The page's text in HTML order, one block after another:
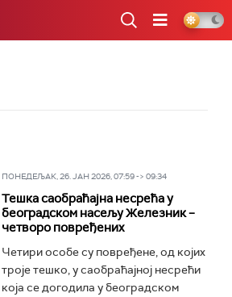
ПОНЕДЕЉАК, 26. ЈАН 2026, 07:59 -> 09:34
Тешка саобраћајна несрећа у
београдском насељу Железник –
четворо повређених
Четири особе су повређене, од којих
троје тешко, у саобраћајној несрећи
која се догодила у београдском